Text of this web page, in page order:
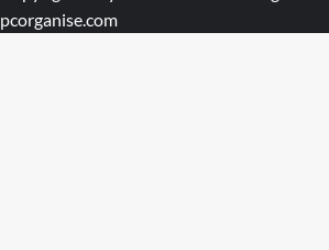
pcorganise.com